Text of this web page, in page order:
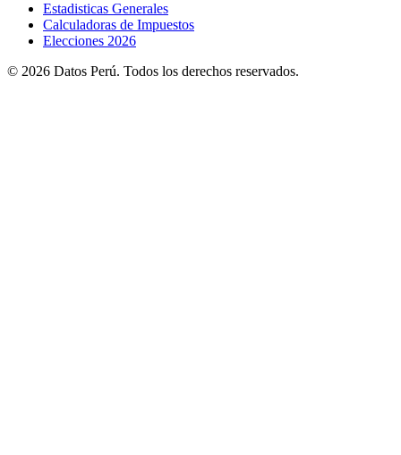
Estadisticas Generales
Calculadoras de Impuestos
Elecciones 2026
© 2026 Datos Perú. Todos los derechos reservados.